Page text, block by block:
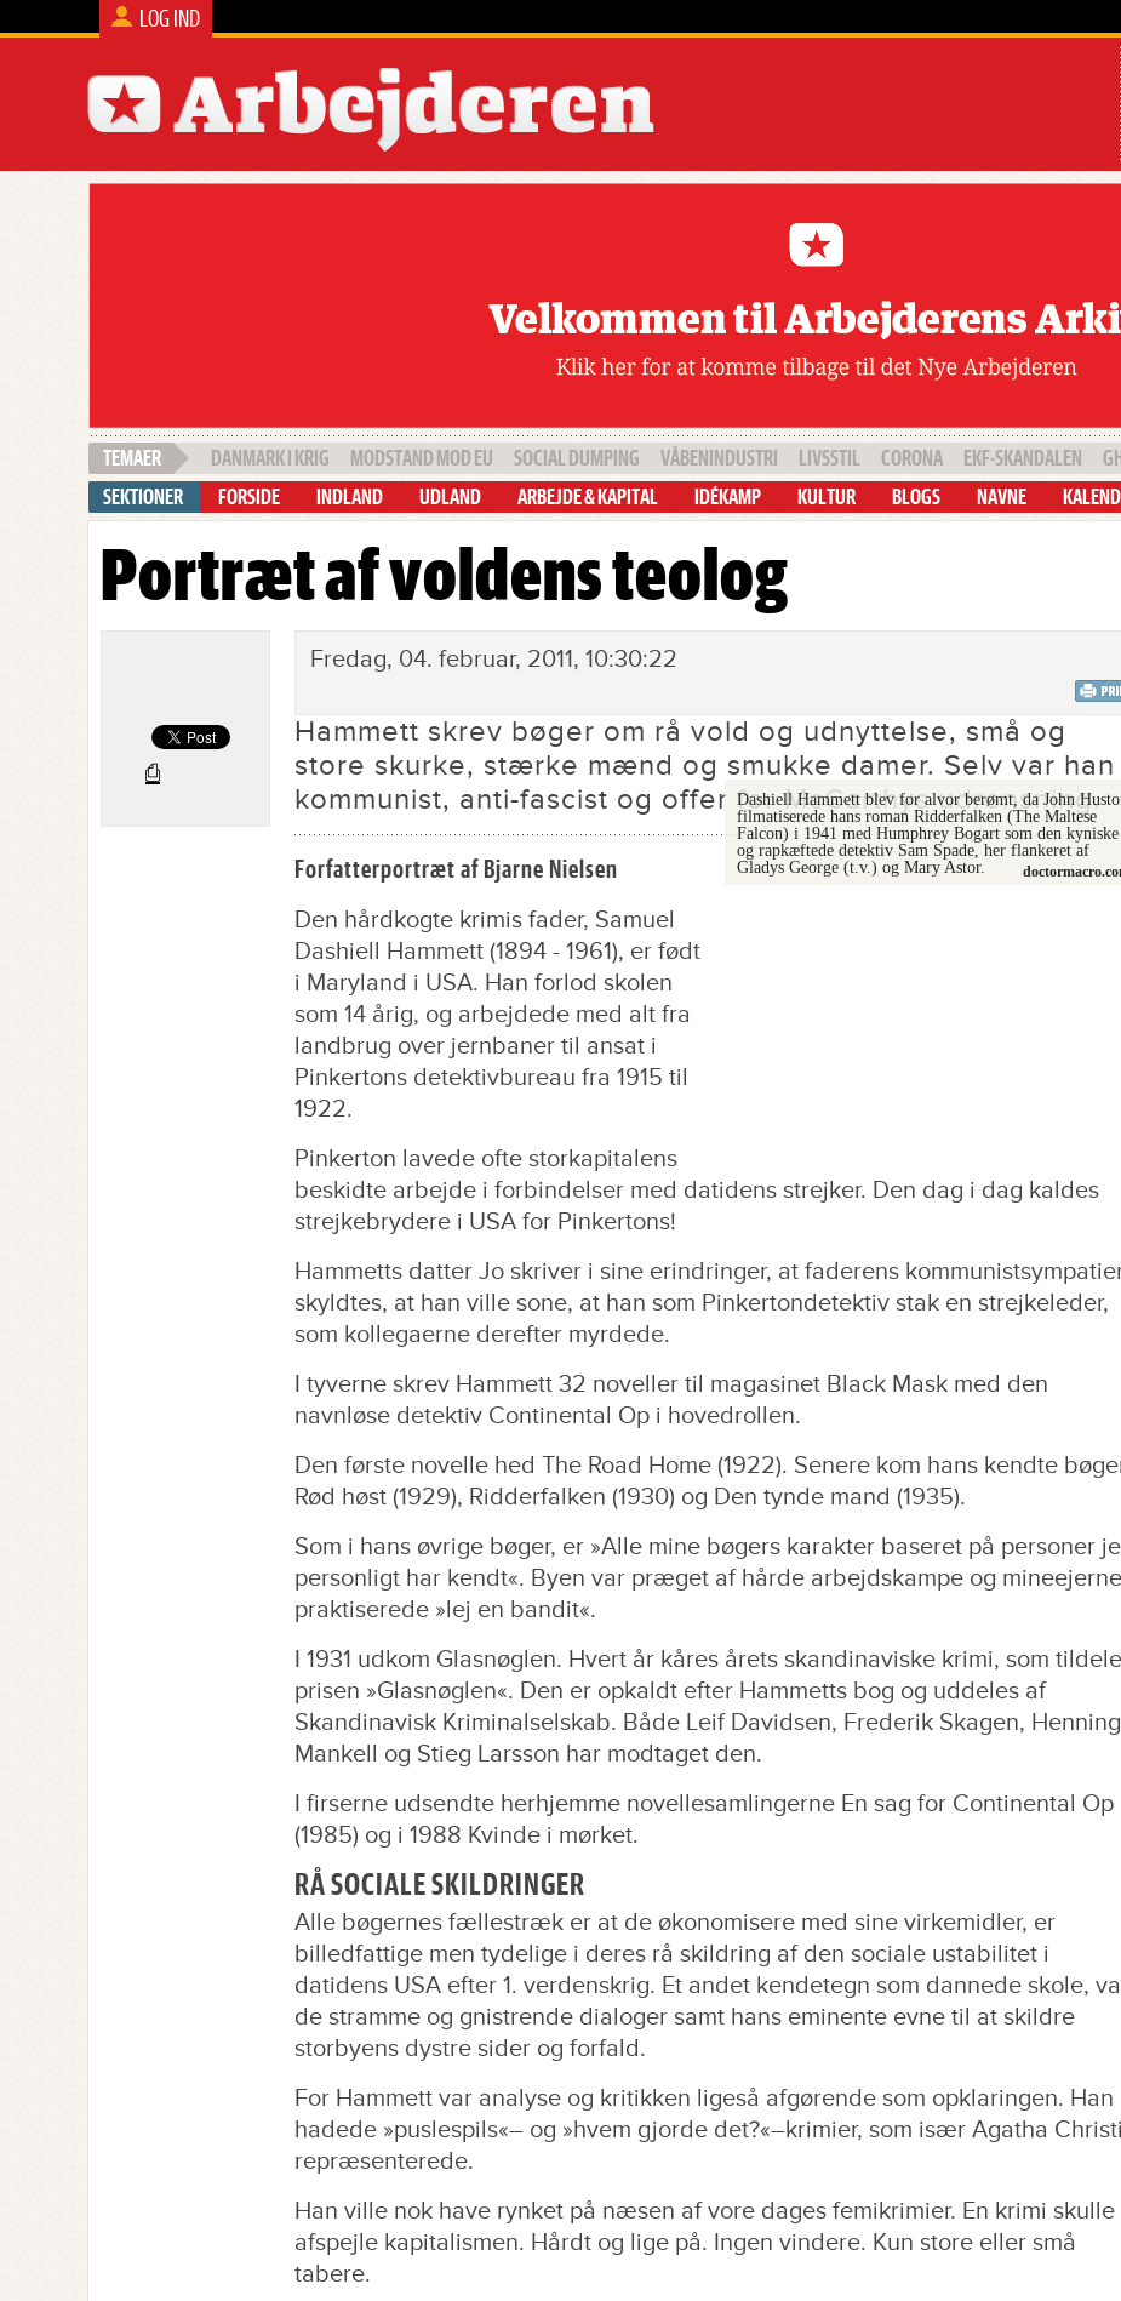
LOG IND
DANMARK I KRIG MODSTAND MOD EU SOCIAL DUMPING VÅBENINDUSTRI LIVSSTIL CORONA EKF-SKANDALEN
FORSIDE
INDLAND UDLAND ARBEJDE & KAPITAL IDÉKAMP KULTUR BLOGS NAVNE
Portræt af voldens teolog
Portræt af voldens teolog
⎙
Fredag, 04. februar, 2011, 10:30:22
Hammett skrev bøger om rå vold og udnyttelse, små og
store skurke, stærke mænd og smukke damer. Selv var han
kommunist, anti-fascist og offer for McCarthys udrensning.
Dashiell Hammett blev for alvor berømt, da John
filmatiserede hans roman Ridderfalken (The Maltese
Falcon) i 1941 med Humphrey Bogart som den kyniske
og rapkæftede detektiv Sam Spade, her flankeret af
Gladys George (t.v.) og Mary Astor.
Forfatterportræt af Bjarne Nielsen
Den hårdkogte krimis fader, Samuel
Dashiell Hammett (1894 - 1961), er født
i Maryland i USA. Han forlod skolen
som 14 årig, og arbejdede med alt fra
landbrug over jernbaner til ansat i
Pinkertons detektivbureau fra 1915 til
1922.
Pinkerton lavede ofte storkapitalens
beskidte arbejde i forbindelser med datidens strejker. Den dag i dag kaldes
strejkebrydere i USA for Pinkertons!
Hammetts datter Jo skriver i sine erindringer, at faderens
skyldtes, at han ville sone, at han som Pinkertondetektiv stak en strejkeleder,
som kollegaerne derefter myrdede.
I tyverne skrev Hammett 32 noveller til magasinet Black Mask med den
navnløse detektiv Continental Op i hovedrollen.
Den første novelle hed The Road Home (1922). Senere kom hans kendte
Rød høst (1929), Ridderfalken (1930) og Den tynde mand (1935).
Som i hans øvrige bøger, er »Alle mine bøgers karakter baseret på personer
personligt har kendt«. Byen var præget af hårde arbejdskampe og mineejerne
praktiserede »lej en bandit«.
I 1931 udkom Glasnøglen. Hvert år kåres årets skandinaviske krimi, som
prisen »Glasnøglen«. Den er opkaldt efter Hammetts bog og uddeles af
Skandinavisk Kriminalselskab. Både Leif Davidsen, Frederik Skagen, Henning
Mankell og Stieg Larsson har modtaget den.
I firserne udsendte herhjemme novellesamlingerne En sag for Continental Op
(1985) og i 1988 Kvinde i mørket.
RÅ SOCIALE SKILDRINGER
Alle bøgernes fællestræk er at de økonomisere med sine virkemidler, er
billedfattige men tydelige i deres rå skildring af den sociale ustabilitet i
datidens USA efter 1. verdenskrig. Et andet kendetegn som dannede skole,
de stramme og gnistrende dialoger samt hans eminente evne til at skildre
storbyens dystre sider og forfald.
For Hammett var analyse og kritikken ligeså afgørende som opklaringen. Han
hadede »puslespils«– og »hvem gjorde det?«–krimier, som især Agatha
repræsenterede.
Han ville nok have rynket på næsen af vore dages femikrimier. En krimi skulle
afspejle kapitalismen. Hårdt og lige på. Ingen vindere. Kun store eller små
tabere.